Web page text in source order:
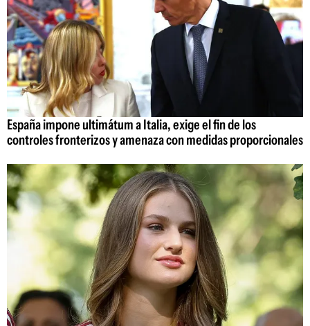
España impone ultimátum a Italia, exige el fin de los
controles fronterizos y amenaza con medidas proporcionales